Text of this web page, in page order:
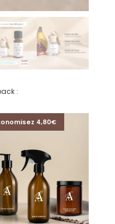
:
4,80€